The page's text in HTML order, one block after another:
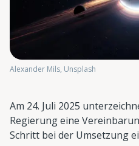
Alexander Mils, Unsplash
Am 24. Juli 2025
Regierung eine
Schritt bei der Umsetzung